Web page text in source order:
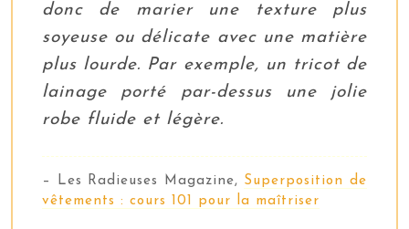
donc de marier une texture plus
soyeuse ou délicate avec une matière
plus lourde. Par exemple, un tricot de
lainage porté par-dessus une jolie
robe fluide et légère.
– Les Radieuses Magazine, Superposition de
vêtements : cours 101 pour la maîtriser